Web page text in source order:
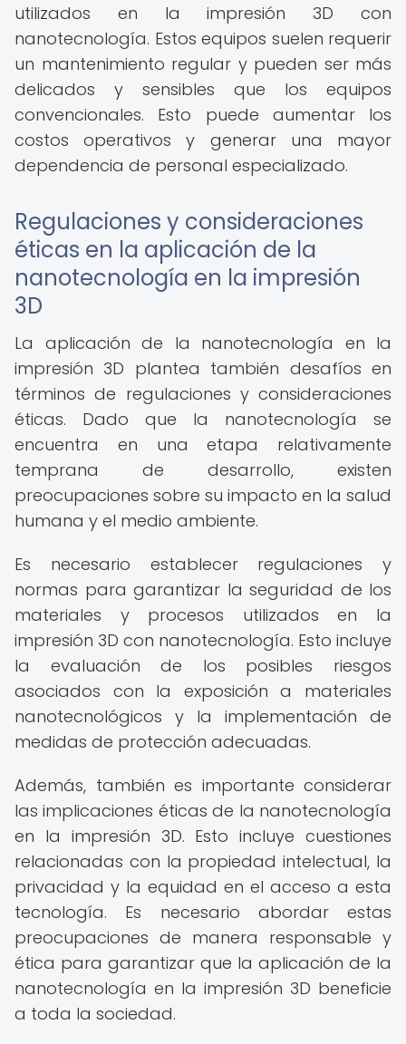
utilizados en la impresión 3D con
nanotecnología. Estos equipos suelen requerir
un mantenimiento regular y pueden ser más
delicados y sensibles que los equipos
convencionales. Esto puede aumentar los
costos operativos y generar una mayor
dependencia de personal especializado.
Regulaciones y consideraciones
éticas en la aplicación de la
nanotecnología en la impresión
3D
La aplicación de la nanotecnología en la
impresión 3D plantea también desafíos en
términos de regulaciones y consideraciones
éticas. Dado que la nanotecnología se
encuentra en una etapa relativamente
temprana de desarrollo, existen
preocupaciones sobre su impacto en la salud
humana y el medio ambiente.
Es necesario establecer regulaciones y
normas para garantizar la seguridad de los
materiales y procesos utilizados en la
impresión 3D con nanotecnología. Esto incluye
la evaluación de los posibles riesgos
asociados con la exposición a materiales
nanotecnológicos y la implementación de
medidas de protección adecuadas.
Además, también es importante considerar
las implicaciones éticas de la nanotecnología
en la impresión 3D. Esto incluye cuestiones
relacionadas con la propiedad intelectual, la
privacidad y la equidad en el acceso a esta
tecnología. Es necesario abordar estas
preocupaciones de manera responsable y
ética para garantizar que la aplicación de la
nanotecnología en la impresión 3D beneficie
a toda la sociedad.